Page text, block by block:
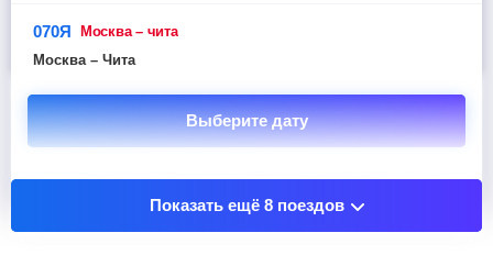
070Я
москва – чита
Москва – Чита
Выберите дату
Показать ещё 8 поездов